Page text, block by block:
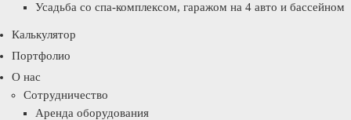
Усадьба со спа-комплексом, гаражом на 4 авто и бассейном
Калькулятор
Портфолио
О нас
Сотрудничество
Аренда оборудования